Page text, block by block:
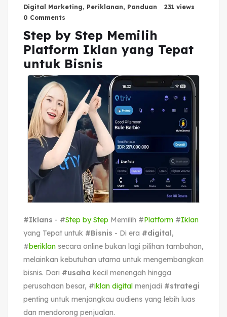
Digital Marketing, Periklanan, Panduan
231 views
0 Comments
Step by Step Memilih
Platform Iklan yang Tepat
untuk Bisnis
#Iklans - #Step by Step Memilih #Platform #Iklan
yang Tepat untuk #Bisnis - Di era #digital,
#beriklan secara online bukan lagi pilihan tambahan,
melainkan kebutuhan utama untuk mengembangkan
bisnis. Dari #usaha kecil menengah hingga
perusahaan besar, #iklan digital menjadi #strategi
penting untuk menjangkau audiens yang lebih luas
dan mendorong penjualan.